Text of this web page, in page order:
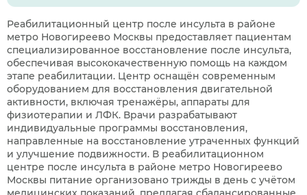
Реабилитационный центр после инсульта в районе
метро Новогиреево Москвы предоставляет пациентам
специализированное восстановление после инсульта,
обеспечивая высококачественную помощь на каждом
этапе реабилитации. Центр оснащён современным
оборудованием для восстановления двигательной
активности, включая тренажёры, аппараты для
физиотерапии и ЛФК. Врачи разрабатывают
индивидуальные программы восстановления,
направленные на восстановление утраченных функций
и улучшение подвижности. В реабилитационном
центре после инсульта в районе метро Новогиреево
Москвы питание организовано трижды в день с учётом